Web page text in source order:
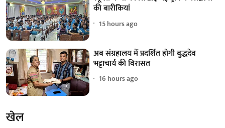
की बारीकियां
15 hours ago
अब संग्रहालय में प्रदर्शित होगी बुद्धदेव
भट्टाचार्य की विरासत
16 hours ago
खेल